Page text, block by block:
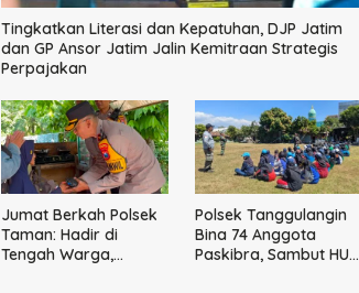
Tingkatkan Literasi dan Kepatuhan, DJP Jatim
dan GP Ansor Jatim Jalin Kemitraan Strategis
Perpajakan
Jumat Berkah Polsek
Taman: Hadir di
Tengah Warga,
Polsek Tanggulangin
Bina 74 Anggota
Paskibra, Sambut HUT